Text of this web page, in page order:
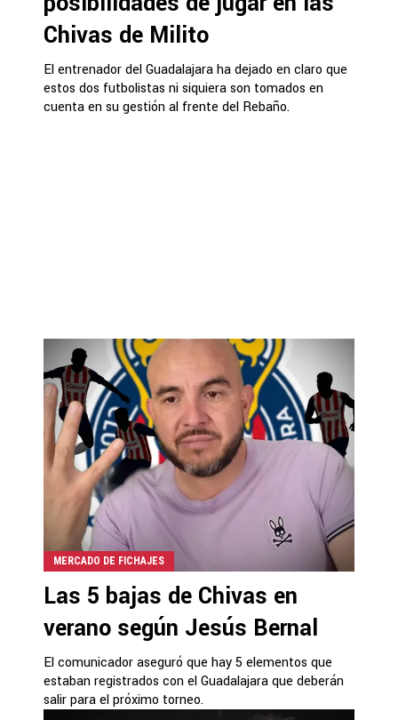
Chivas de Milito
El entrenador del Guadalajara ha dejado en claro que
estos dos futbolistas ni siquiera son tomados en
cuenta en su gestión al frente del Rebaño.
MERCADO DE FICHAJES
Las 5 bajas de Chivas en
verano según Jesús Bernal
El comunicador aseguró que hay 5 elementos que
estaban registrados con el Guadalajara que deberán
salir para el próximo torneo.